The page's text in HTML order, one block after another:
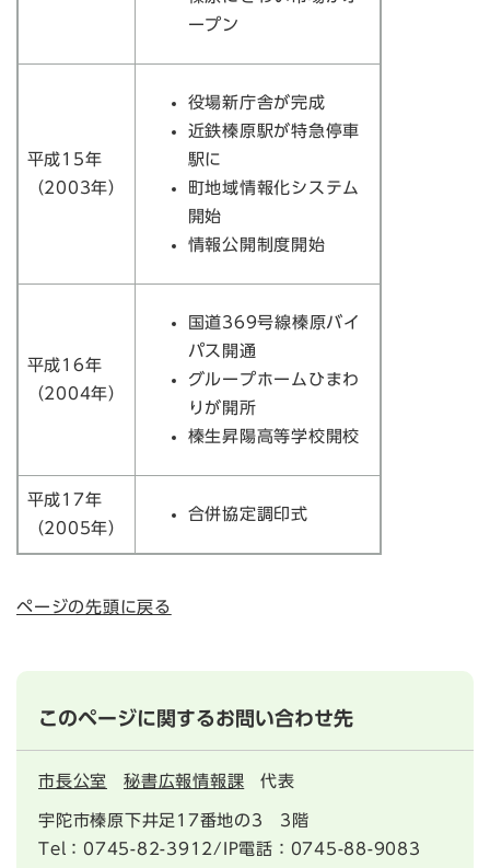
ープン
平成15年
（2003年）
役場新庁舎が完成
近鉄榛原駅が特急停車
駅に
町地域情報化システム
開始
情報公開制度開始
平成16年
（2004年）
国道369号線榛原バイ
パス開通
グループホームひまわ
りが開所
榛生昇陽高等学校開校
平成17年
（2005年）
合併協定調印式
ページの先頭に戻る
このページに関するお問い合わせ先
市長公室 秘書広報情報課 代表
宇陀市榛原下井足17番地の3 3階
Tel：0745-82-3912/IP電話：0745-88-9083